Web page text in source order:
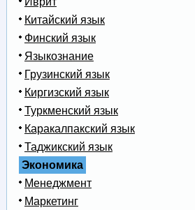
Китайский язык
Финский язык
Языкознание
Грузинский язык
Киргизский язык
Туркменский язык
Каракалпакский язык
Таджикский язык
Экономика
Менеджмент
Маркетинг